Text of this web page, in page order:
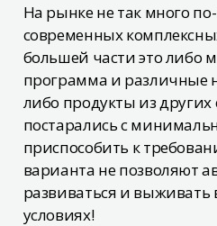
На рынке не так много
современных
большей части это либо
программа и различные
либо продукты из других
постарались с
приспособить к
варианта не позволяют
развиваться и выживать
условиях!